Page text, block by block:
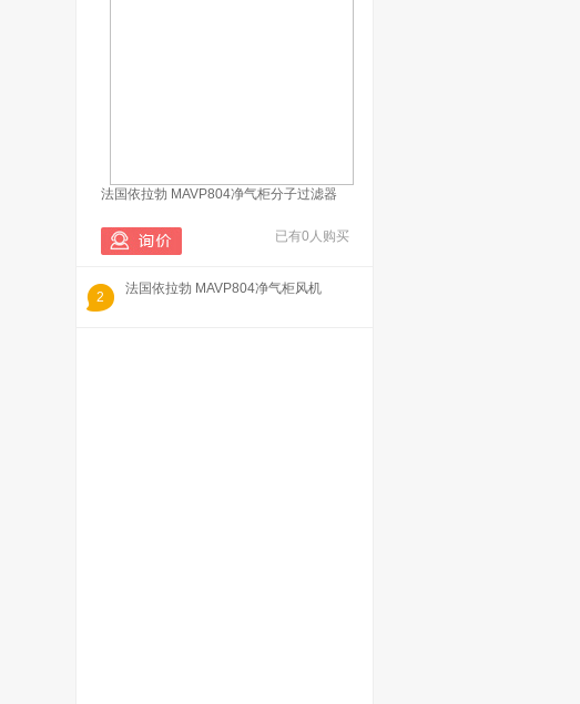
法国依拉勃 MAVP804净气柜分子过滤器
已有0人购买
2
法国依拉勃 MAVP804净气柜风机